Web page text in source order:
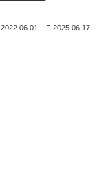
2022.06.01 2025.06.17